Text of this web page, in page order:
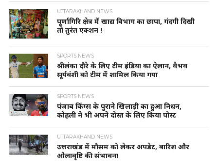
UTTARAKHAND NEWS
पूर्णागिरि क्षेत्र में खाद्य विभाग का छापा, गंदगी दिखी
तो तुरंत एक्शन !
SPORTS NEWS
श्रीलंका दौरे के लिए टीम इंडिया का ऐलान, वैभव
सूर्यवंशी को टीम में शामिल किया गया
SPORTS NEWS
पंजाब किंग्स के पुराने खिलाड़ी का हुआ निधन,
कोहली ने भी अपने दोस्त के लिए किया पोस्ट
UTTARAKHAND NEWS
उत्तराखंड में मौसम को लेकर अपडेट, बारिश और
ओलावृष्टि की संभावना